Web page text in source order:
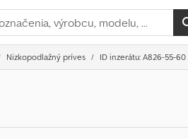
Nizkopodlažný príves ID inzerátu: A826-55-60